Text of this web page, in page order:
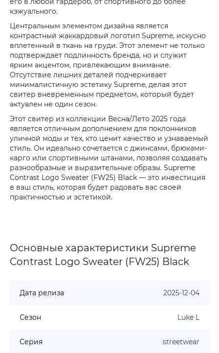
кэжуального.
Центральным элементом дизайна является
контрастный жаккардовый логотип Supreme, искусно
вплетенный в ткань на груди. Этот элемент не только
подтверждает подлинность бренда, но и служит
ярким акцентом, привлекающим внимание.
Отсутствие лишних деталей подчеркивает
минималистичную эстетику Supreme, делая этот
свитер вневременным предметом, который будет
актуален не один сезон.
Этот свитер из коллекции Весна/Лето 2025 года
является отличным дополнением для поклонников
уличной моды и тех, кто ценит качество и узнаваемый
стиль. Он идеально сочетается с джинсами, брюками-
карго или спортивными штанами, позволяя создавать
разнообразные и выразительные образы. Supreme
Contrast Logo Sweater (FW25) Black — это инвестиция
в ваш стиль, которая будет радовать вас своей
практичностью и эстетикой.
Основные характеристики Supreme
Contrast Logo Sweater (FW25) Black
Дата релиза 2025-12-04
Сезон Luke L
Серия streetwear